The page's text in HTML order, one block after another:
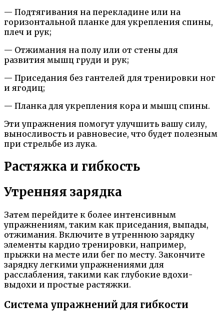
— Подтягивания на перекладине или на
горизонтальной планке для укрепления спины,
плеч и рук;
— Отжимания на полу или от стены для
развития мышц груди и рук;
— Приседания без гантелей для тренировки ног
и ягодиц;
— Планка для укрепления кора и мышц спины.
Эти упражнения помогут улучшить вашу силу,
выносливость и равновесие, что будет полезным
при стрельбе из лука.
Растяжка и гибкость
Утренняя зарядка
Затем перейдите к более интенсивным
упражнениям, таким как приседания, выпады,
отжимания. Включите в утреннюю зарядку
элементы кардио тренировки, например,
прыжки на месте или бег по месту. Закончите
зарядку легкими упражнениями для
расслабления, такими как глубокие вдохи-
выдохи и простые растяжки.
Система упражнений для гибкости